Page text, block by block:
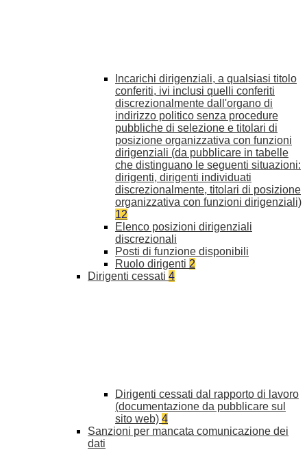
Incarichi dirigenziali, a qualsiasi titolo
conferiti, ivi inclusi quelli conferiti
discrezionalmente dall'organo di
indirizzo politico senza procedure
pubbliche di selezione e titolari di
posizione organizzativa con funzioni
dirigenziali (da pubblicare in tabelle
che distinguano le seguenti situazioni:
dirigenti, dirigenti individuati
discrezionalmente, titolari di posizione
organizzativa con funzioni dirigenziali)
12
Elenco posizioni dirigenziali
discrezionali
Posti di funzione disponibili
Ruolo dirigenti 2
Dirigenti cessati 4
Dirigenti cessati dal rapporto di lavoro
(documentazione da pubblicare sul
sito web) 4
Sanzioni per mancata comunicazione dei
dati